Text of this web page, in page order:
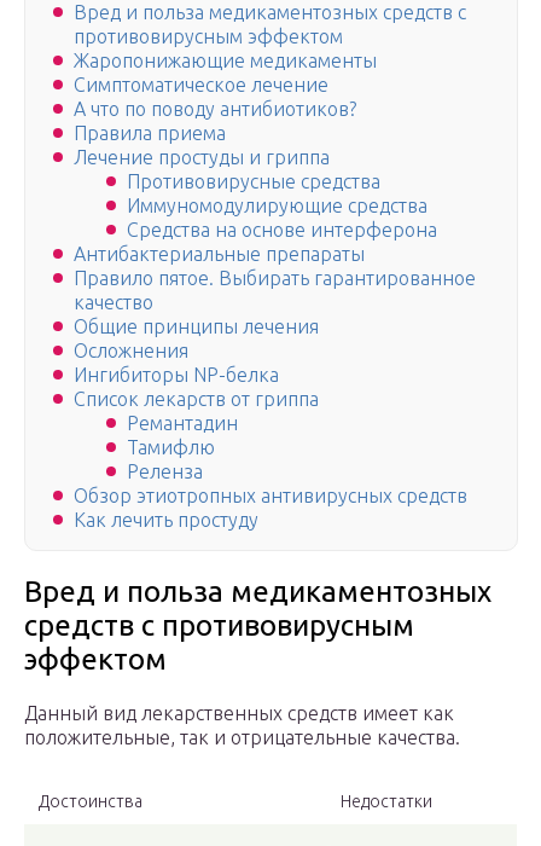
Вред и польза медикаментозных средств с
противовирусным эффектом
Жаропонижающие медикаменты
Симптоматическое лечение
А что по поводу антибиотиков?
Правила приема
Лечение простуды и гриппа
Противовирусные средства
Иммуномодулирующие средства
Средства на основе интерферона
Антибактериальные препараты
Правило пятое. Выбирать гарантированное
качество
Общие принципы лечения
Осложнения
Ингибиторы NP-белка
Список лекарств от гриппа
Ремантадин
Тамифлю
Реленза
Обзор этиотропных антивирусных средств
Как лечить простуду
Вред и польза медикаментозных
средств с противовирусным
эффектом
Данный вид лекарственных средств имеет как
положительные, так и отрицательные качества.
Достоинства Недостатки